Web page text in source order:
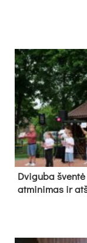
Dvi­gu­ba
at­mi­ni­mas ir